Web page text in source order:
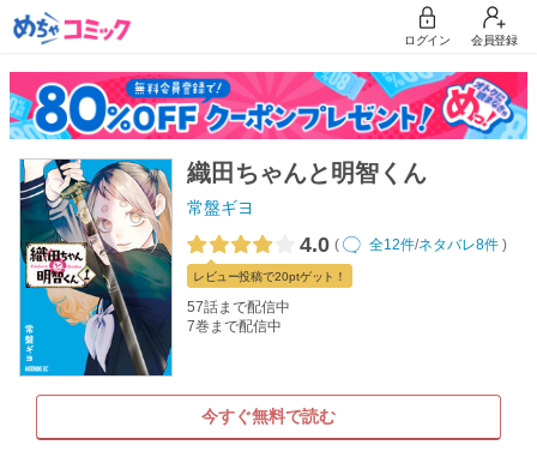
ログイン 会員登録
織田ちゃんと明智くん
常盤ギヨ
4.0 ( 全12件/ネタバレ8件 )
レビュー投稿で20ptゲット！
57話まで配信中
7巻まで配信中
今すぐ無料で読む